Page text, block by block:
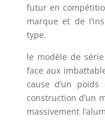
futur en
marque et de
type.
le modèle de
face aux
cause d’un poids
construction d’un
massivement